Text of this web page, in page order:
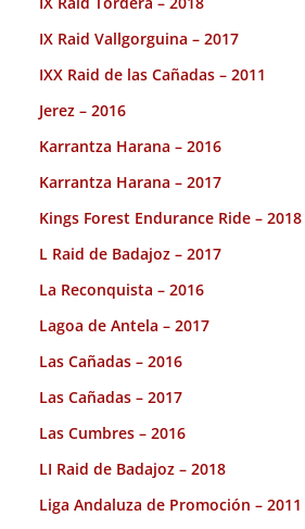
IX Raid Vallgorguina – 2017
IXX Raid de las Cañadas – 2011
Jerez – 2016
Karrantza Harana – 2016
Karrantza Harana – 2017
Kings Forest Endurance Ride – 2018
L Raid de Badajoz – 2017
La Reconquista – 2016
Lagoa de Antela – 2017
Las Cañadas – 2016
Las Cañadas – 2017
Las Cumbres – 2016
LI Raid de Badajoz – 2018
Liga Andaluza de Promoción – 2011